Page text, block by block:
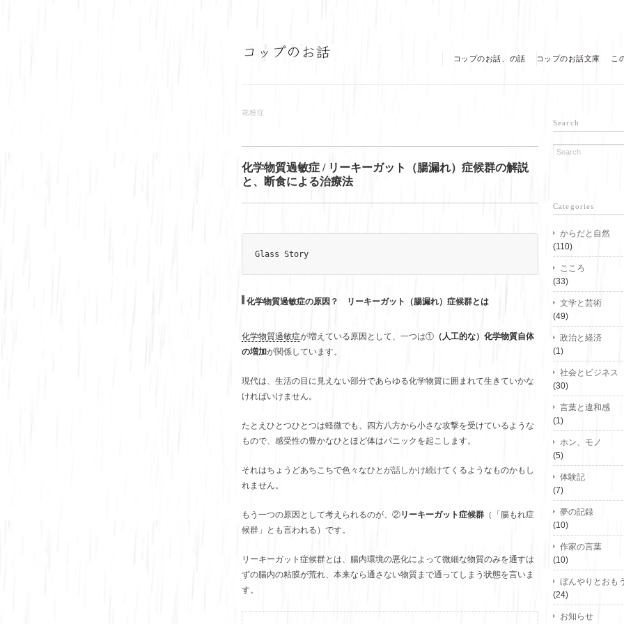
コップのお話、の話 コップのお話文庫 こ
花粉症
化学物質過敏症 / リーキーガット（腸漏れ）症候群の解説
と、断食による治療法
Glass Story
化学物質過敏症の原因？ リーキーガット（腸漏れ）症候群とは
化学物質過敏症が増えている原因として、一つは① （人工的な）化学物質自体
の増加が関係しています。
現代は、生活の目に見えない部分であらゆる化学物質に囲まれて生きていかな
ければいけません。
たとえひとつひとつは軽微でも、四方八方から小さな攻撃を受けているような
もので、感受性の豊かなひとほど体はパニックを起こします。
それはちょうどあちこちで色々なひとが話しかけ続けてくるようなものかもし
れません。
もう一つの原因として考えられるのが、②リーキーガット症候群 （「腸もれ症
候群」とも言われる）です。
リーキーガット症候群とは、腸内環境の悪化によって微細な物質のみを通すは
ずの腸内の粘膜が荒れ、本来なら通さない物質まで通ってしまう状態を言いま
す。
Search
Categories
からだと自然
(110)
こころ
(33)
文学と芸術
(49)
政治と経済
(1)
社会とビジネス
(30)
言葉と違和感
(1)
ホン、モノ
(5)
体験記
(7)
夢の記録
(10)
作家の言葉
(10)
ぼんやりとおも
(24)
お知らせ